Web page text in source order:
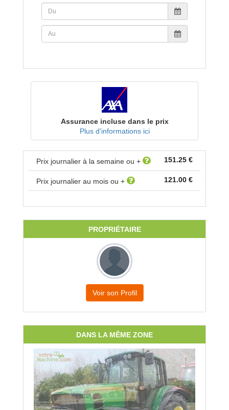
Assurance incluse dans le prix
Plus d'informations ici
Prix journalier à la semaine ou + 151.25 €
Prix journalier au mois ou + 121.00 €
PROPRIÉTAIRE
Voir son Profil
DANS LA MÊME ZONE